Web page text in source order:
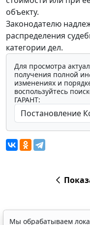
объекту.
Законодателю
распределения
категории дел.
Для просмотра
получения полной
изменениях и
воспользуйтесь
ГАРАНТ:
Мы обрабатываем